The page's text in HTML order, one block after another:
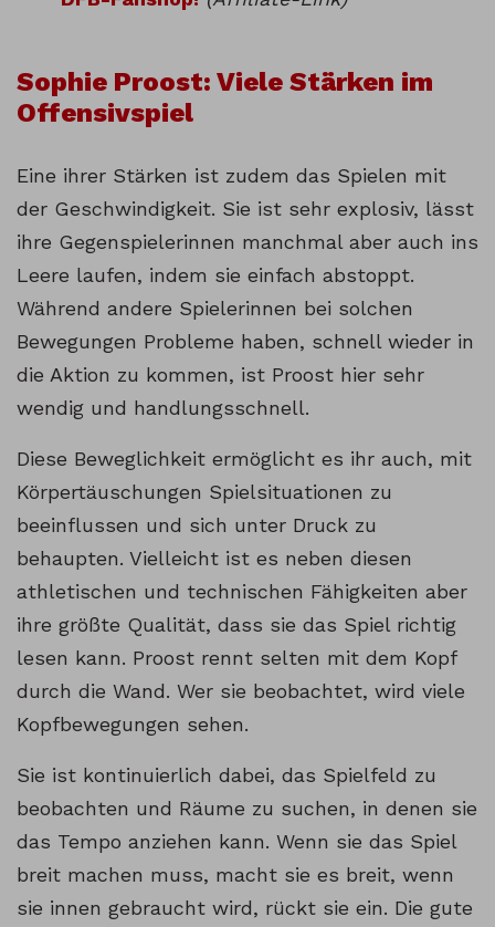
Sophie Proost: Viele Stärken im
Offensivspiel
Eine ihrer Stärken ist zudem das Spielen mit
der Geschwindigkeit. Sie ist sehr explosiv, lässt
ihre Gegenspielerinnen manchmal aber auch ins
Leere laufen, indem sie einfach abstoppt.
Während andere Spielerinnen bei solchen
Bewegungen Probleme haben, schnell wieder in
die Aktion zu kommen, ist Proost hier sehr
wendig und handlungsschnell.
Diese Beweglichkeit ermöglicht es ihr auch, mit
Körpertäuschungen Spielsituationen zu
beeinflussen und sich unter Druck zu
behaupten. Vielleicht ist es neben diesen
athletischen und technischen Fähigkeiten aber
ihre größte Qualität, dass sie das Spiel richtig
lesen kann. Proost rennt selten mit dem Kopf
durch die Wand. Wer sie beobachtet, wird viele
Kopfbewegungen sehen.
Sie ist kontinuierlich dabei, das Spielfeld zu
beobachten und Räume zu suchen, in denen sie
das Tempo anziehen kann. Wenn sie das Spiel
breit machen muss, macht sie es breit, wenn
sie innen gebraucht wird, rückt sie ein. Die gute